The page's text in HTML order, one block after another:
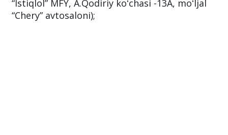
“Istiqlol” MFY, A.Qodiriy koʻchasi -13A, moʻljal
“Chery” avtosaloni);